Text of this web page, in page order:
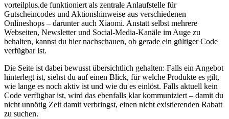
vorteilplus.de funktioniert als zentrale Anlaufstelle für
Gutscheincodes und Aktionshinweise aus verschiedenen
Onlineshops – darunter auch Xiaomi. Anstatt selbst mehrere
Webseiten, Newsletter und Social-Media-Kanäle im Auge zu
behalten, kannst du hier nachschauen, ob gerade ein gültiger Code
verfügbar ist.
Die Seite ist dabei bewusst übersichtlich gehalten: Falls ein Angebot
hinterlegt ist, siehst du auf einen Blick, für welche Produkte es gilt,
wie lange es noch aktiv ist und wie du es einlöst. Falls aktuell kein
Code verfügbar ist, wird das ebenfalls klar kommuniziert – damit du
nicht unnötig Zeit damit verbringst, einen nicht existierenden Rabatt
zu suchen.